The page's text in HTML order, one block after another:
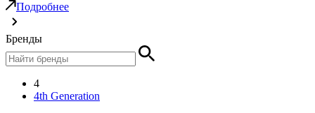
Подробнее
Бренды
4
4th Generation